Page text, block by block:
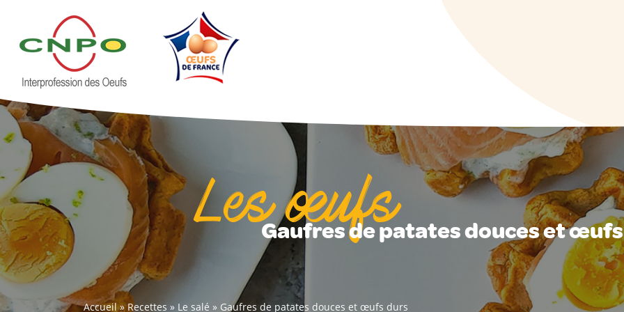
Les œufs
Gaufres de patates douces et
Accueil» Recettes » Le salé » Gaufres de patates douces et œufs durs